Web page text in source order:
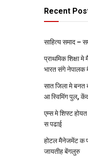
Recent
साहित्य समाद –
प्राथमिक शि‍क्षा
भारत संगे नेपालक
सात जिला मे बनत
आ स्विमिंग पुल,
एम्स मे शिफ्ट
स पढाई
होटल मैनेजमेंट क
जायतीह बेंगलुरु